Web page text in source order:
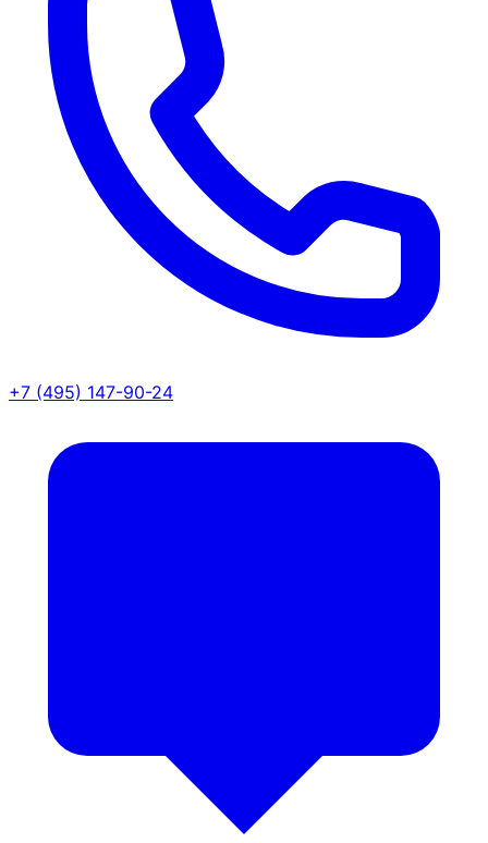
+7 (495) 147-90-24